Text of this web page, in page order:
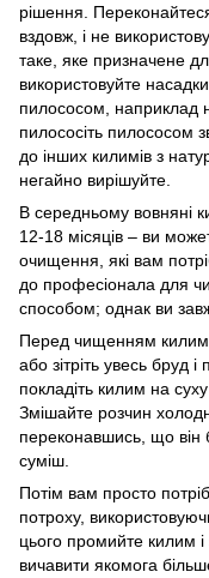
рішення.
вздовж, і не
таке, яке призначене
використовуйте
пилососом, наприклад
пилососіть пилососом
до інших килимів з
негайно вирішуйте.
В середньому вовняні
12-18 місяців – ви
очищення, які вам
до професіонала для
способом; однак ви
Перед чищенням
або зітріть увесь бруд
покладіть килим на
Змішайте розчин
переконавшись, що він
суміш.
Потім вам просто
потроху,
цього промийте килим
вичавити якомога